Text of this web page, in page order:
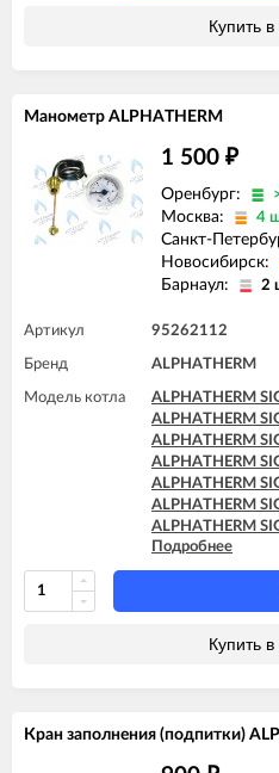
Купить в
Манометр ALPHATHERM
1 500 ₽
Оренбург:
Москва: 4
Санкт-
Новосибирск:
Барнаул: 2
Артикул 95262112
Бренд ALPHATHERM
Модель котла
ALPHATHERM
ALPHATHERM
ALPHATHERM
ALPHATHERM
ALPHATHERM
ALPHATHERM
ALPHATHERM
ALPHATHERM
ALPHATHERM
ALPHATHERM
ALPHATHERM
Подробнее
Купить в
Кран заполнения (подпитки)